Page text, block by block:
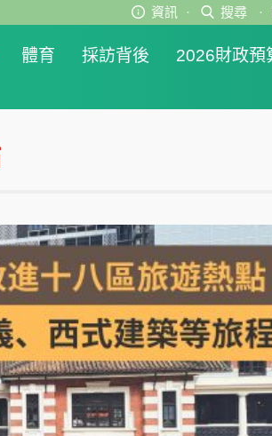
資訊 · 搜尋 ·
體育 採訪背後 2026財政預